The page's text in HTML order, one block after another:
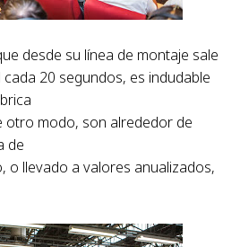
desde su línea de montaje sale
20 segundos, es indudable
otro modo, son alrededor de
de
o llevado a valores anualizados,